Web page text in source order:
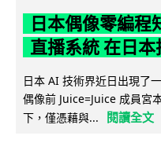
日本偶像零編程
直播系統 在日
日本 AI 技術界近日出現了
偶像前 Juice=Juice 成員宮
下，僅憑藉與...
閱讀全文